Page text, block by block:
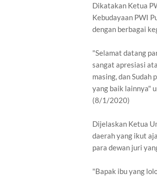
Dikatakan Ketua
Kebudayaan PWI
dengan berbagai
"Selamat datang
sangat apresiasi
masing, dan
yang baik lainnya"
(8/1/2020)
Dijelaskan Ketua
daerah yang ikut
para dewan juri
"Bapak ibu yang